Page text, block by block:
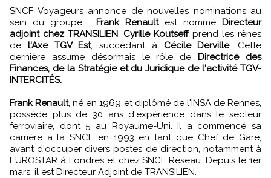
SNCF Voyageurs annonce de nouvelles nominations au
sein du groupe : Frank Renaultest nommé Directeur
adjoint chez TRANSILIEN, Cyrille Koutseffprend les rênes
de l'Axe TGV Est, succédant à Cécile Derville. Cette
dernière assume désormais le rôle de Directrice des
Finances, de la Stratégie et du Juridique de l'activité TGV-
INTERCITÉS.
Frank Renault, né en 1969 et diplômé de l'INSA de Rennes,
possède plus de 30 ans d'expérience dans le secteur
ferroviaire, dont 5 au Royaume-Uni. Il a commencé sa
carrière à la SNCF en 1993 en tant que Chef de Gare,
avant d'occuper divers postes de direction, notamment à
EUROSTAR à Londres et chez SNCF Réseau. Depuis le 1er
mars, il est Directeur Adjoint de TRANSILIEN.